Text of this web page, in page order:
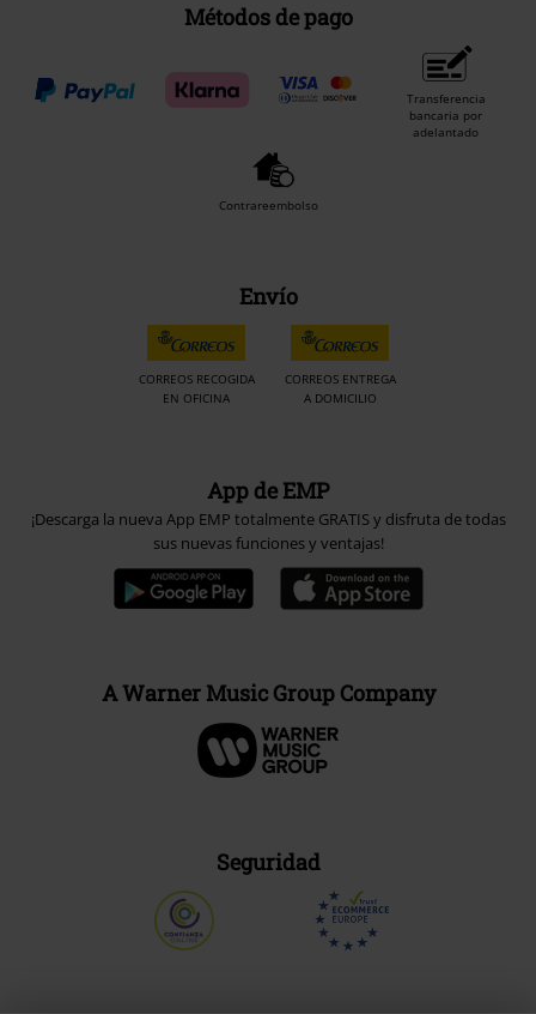
Métodos de pago
Transferencia
bancaria por
adelantado
Contrareembolso
Envío
CORREOS RECOGIDA
EN OFICINA
CORREOS ENTREGA
A DOMICILIO
App de EMP
¡Descarga la nueva App EMP totalmente GRATIS y disfruta de todas
sus nuevas funciones y ventajas!
A Warner Music Group Company
Seguridad